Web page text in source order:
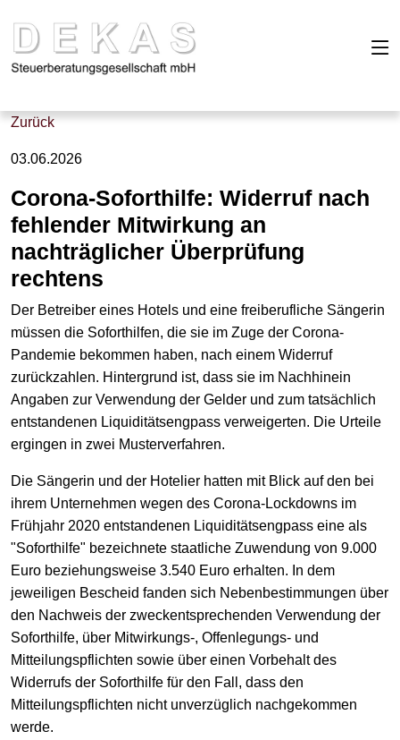
Zurück
03.06.2026
Corona-Soforthilfe: Widerruf nach
fehlender Mitwirkung an
nachträglicher Überprüfung
rechtens
Der Betreiber eines Hotels und eine freiberufliche Sängerin
müssen die Soforthilfen, die sie im Zuge der Corona-
Pandemie bekommen haben, nach einem Widerruf
zurückzahlen. Hintergrund ist, dass sie im Nachhinein
Angaben zur Verwendung der Gelder und zum tatsächlich
entstandenen Liquiditätsengpass verweigerten. Die Urteile
ergingen in zwei Musterverfahren.
Die Sängerin und der Hotelier hatten mit Blick auf den bei
ihrem Unternehmen wegen des Corona-Lockdowns im
Frühjahr 2020 entstandenen Liquiditätsengpass eine als
"Soforthilfe" bezeichnete staatliche Zuwendung von 9.000
Euro beziehungsweise 3.540 Euro erhalten. In dem
jeweiligen Bescheid fanden sich Nebenbestimmungen über
den Nachweis der zweckentsprechenden Verwendung der
Soforthilfe, über Mitwirkungs-, Offenlegungs- und
Mitteilungspflichten sowie über einen Vorbehalt des
Widerrufs der Soforthilfe für den Fall, dass den
Mitteilungspflichten nicht unverzüglich nachgekommen
werde.